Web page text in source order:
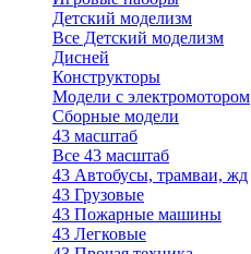
Детский моделизм
Все Детский моделизм
Дисней
Конструкторы
Модели с электромотором
Сборные модели
43 масштаб
Все 43 масштаб
43 Автобусы, трамваи, жд
43 Грузовые
43 Пожарные машины
43 Легковые